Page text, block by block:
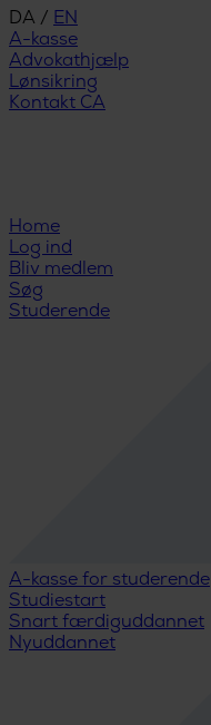
DA / EN
A-kasse
Advokathjælp
Lønsikring
Kontakt CA
Home
Log ind
Bliv medlem
Søg
Studerende
A-kasse for studerende
Studiestart
Snart færdiguddannet
Nyuddannet